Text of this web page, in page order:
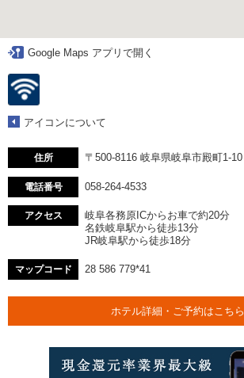
Google Maps アプリで開く
アイコンについて
住所 〒500-8116 岐阜県岐阜市殿町1-10
電話番号 058-264-4533
アクセス
岐阜各務原ICからお車で約20分
名鉄岐阜駅から徒歩13分
JR岐阜駅から徒歩18分
マップコード 28 586 779*41
ホテル詳細・ご予約はこちら